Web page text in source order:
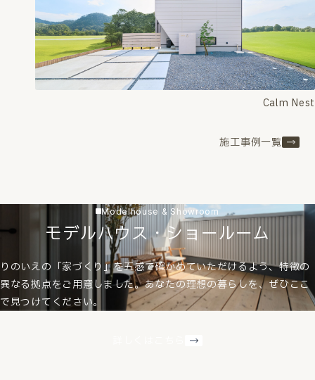
Calm Nest
施工事例一覧
Modelhouse & Showroom
モデルハウス・ショールーム
りのいえの「家づくり」を五感で確かめていただけるよう、特徴の
異なる拠点をご用意しました。あなたの理想の暮らしを、ぜひここ
で見つけてください。